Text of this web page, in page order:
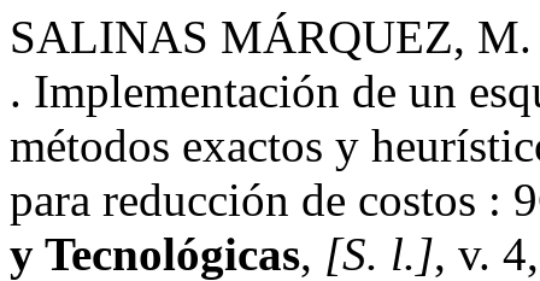
SALINAS MÁRQUEZ,
. Implementación de un
métodos exactos y
para reducción de costos :
y Tecnológicas, [S. l.], v.